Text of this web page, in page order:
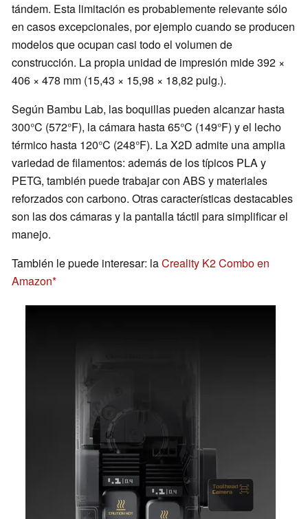
tándem. Esta limitación es probablemente relevante sólo
en casos excepcionales, por ejemplo cuando se producen
modelos que ocupan casi todo el volumen de
construcción. La propia unidad de impresión mide 392 ×
406 × 478 mm (15,43 × 15,98 × 18,82 pulg.).
Según Bambu Lab, las boquillas pueden alcanzar hasta
300°C (572°F), la cámara hasta 65°C (149°F) y el lecho
térmico hasta 120°C (248°F). La X2D admite una amplia
variedad de filamentos: además de los típicos PLA y
PETG, también puede trabajar con ABS y materiales
reforzados con carbono. Otras características destacables
son las dos cámaras y la pantalla táctil para simplificar el
manejo.
También le puede interesar: laCreality K2 Combo en
Amazon